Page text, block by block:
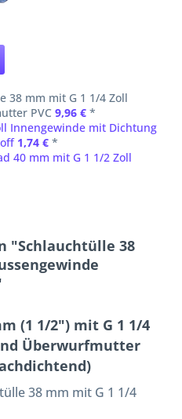
38 mm mit G 1 1/4 Zoll
PVC 9,96 € *
Innengewinde mit Dichtung
1,74 € *
40 mm mit G 1 1/2 Zoll
"Schlauchtülle 38
(1 1/2") mit G 1 1/4
Überwurfmutter
38 mm mit G 1 1/4